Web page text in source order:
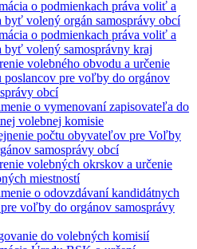
o podmienkach práva voliť a
byť volený orgán samosprávy obcí
o podmienkach práva voliť a
byť volený samosprávny kraj
volebného obvodu a určenie
poslancov pre voľby do orgánov
obcí
o vymenovaní zapisovateľa do
volebnej komisie
počtu obyvateľov pre Voľby
samosprávy obcí
volebných okrskov a určenie
miestností
o odovzdávaní kandidátnych
voľby do orgánov samosprávy
do volebných komisií